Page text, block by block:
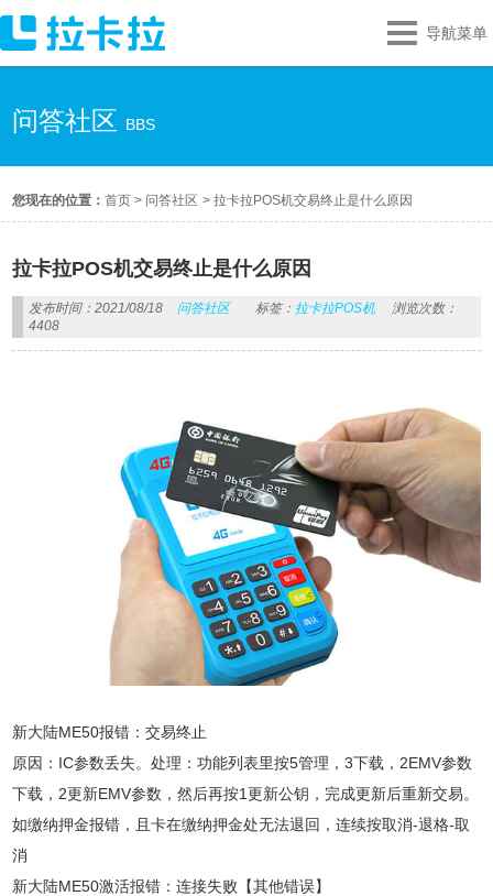
导航菜单
问答社区 BBS
您现在的位置：首页 > 问答社区 >拉卡拉POS机交易终止是什么原因
拉卡拉POS机交易终止是什么原因
发布时间：2021/08/18 问答社区 标签： 拉卡拉POS机
浏览次数：
4408
新大陆ME50报错：交易终止
原因：IC参数丢失。处理：功能列表里按5管理，3下载，2EMV参数
下载，2更新EMV参数，然后再按1更新公钥，完成更新后重新交易。
如缴纳押金报错，且卡在缴纳押金处无法退回，连续按取消-退格-取
消
新大陆ME50激活报错：连接失败【其他错误】